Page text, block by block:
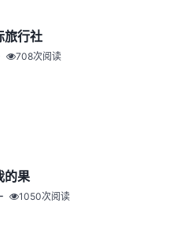
旅行社
708次阅读
的果
1050次阅读